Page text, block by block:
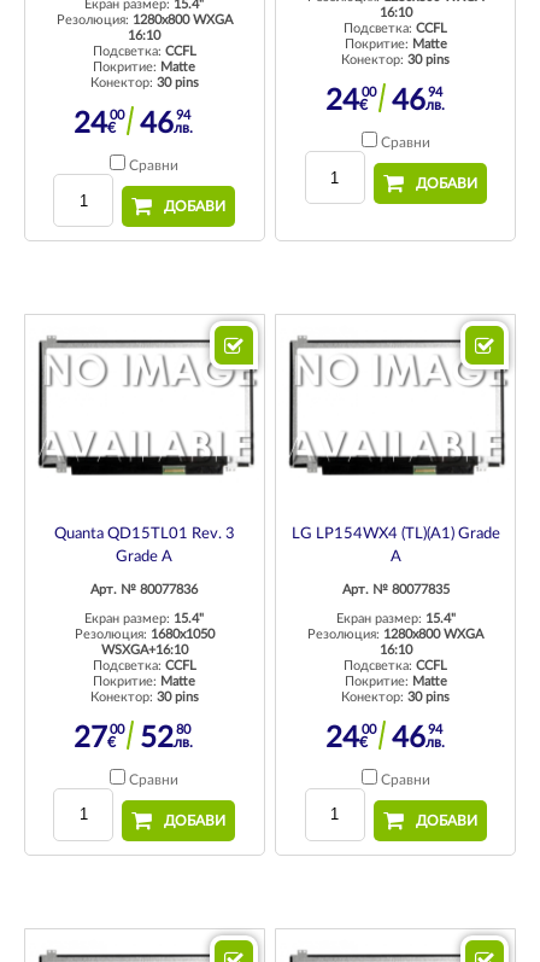
Екран размер: 15.4"
Резолюция: 1280x800 WXGA
16:10
Подсветка: CCFL
Покритие: Matte
Конектор: 30 pins
2400
€ 4694
лв.
Сравни
ДОБАВИ
16:10
Подсветка:CCFL
Покритие: Matte
Конектор:30 pins
2400
€ 4694
лв.
Сравни
ДОБАВИ
Quanta QD15TL01 Rev. 3
Grade A
Арт. № 80077836
Екран размер: 15.4"
Резолюция: 1680x1050
WSXGA+16:10
Подсветка: CCFL
Покритие: Matte
Конектор: 30 pins
2700
€ 5280
лв.
Сравни
ДОБАВИ
LG LP154WX4 (TL)(A1) Grade
A
Арт. № 80077835
Екран размер: 15.4"
Резолюция: 1280x800 WXGA
16:10
Подсветка:CCFL
Покритие: Matte
Конектор:30 pins
2400
€ 4694
лв.
Сравни
ДОБАВИ